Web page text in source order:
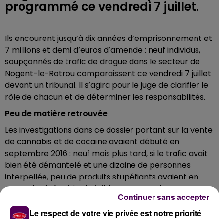
programmé ce vendredi 7 juillet.
Ils encourent jusqu’à dix années d’emprisonnement et
7 millions et demi d’euros d’amende : neuf individus,
soupçonnés de trafic de drogue dans le secteur de
Nogent-le-Rotrou comparaissent ce vendredi 7 juillet
devant un tribunal. Il s’agira pour le juge de clarifier le
rôle de chacun et de déterminer les responsabilités.
Peu de matière retrouvée
Les investigations dans ce dossier portant sur la vente
de cannabis et de cocaïne avaient débuté en
septembre 2016 : neuf mois plus tard, si le trafic avait
bien été démantelé et une dizaine de personnes
interpellée, peu de produits stupéfiants avaient en
revanche été saisis, de faibles sommes d’argent
liquide et aucune arme n’avaient en outre été
retrouvées.Le respect de votre vie privée est notre priorité
Continuer sans accepter